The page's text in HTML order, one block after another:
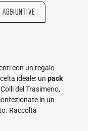
AGGIUNTIVE
con un regalo
ideale: un pack
del Trasimeno,
in un
Raccolta